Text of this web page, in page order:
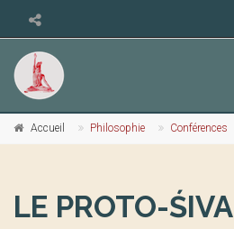
Accueil Philosophie Conférences
LE PROTO-ŚIVA